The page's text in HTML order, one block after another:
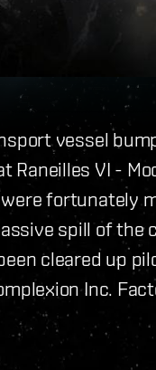
vessel
VI -
fortunately
spill of the
cleared up
Inc.